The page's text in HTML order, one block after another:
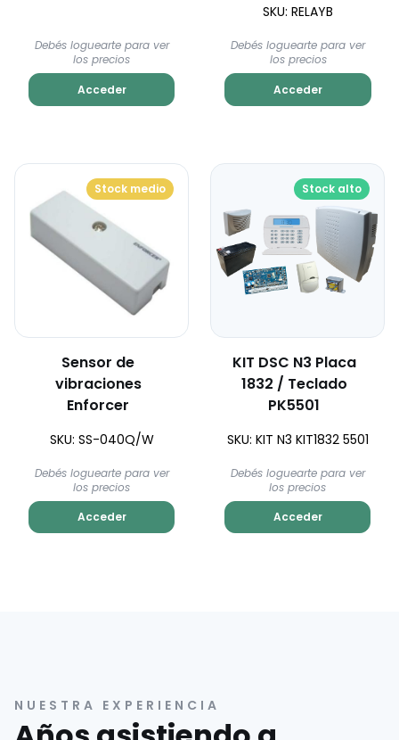
Debés loguearte para ver
los precios
Acceder
SKU: RELAYB
Debés loguearte para ver
los precios
Acceder
Stock medio
Sensor de
vibraciones
Enforcer
SKU: SS-040Q/W
Debés loguearte para ver
los precios
Acceder
Stock alto
KIT DSC N3 Placa
1832 / Teclado
PK5501
SKU: KIT N3 KIT1832 5501
Debés loguearte para ver
los precios
Acceder
NUESTRA EXPERIENCIA